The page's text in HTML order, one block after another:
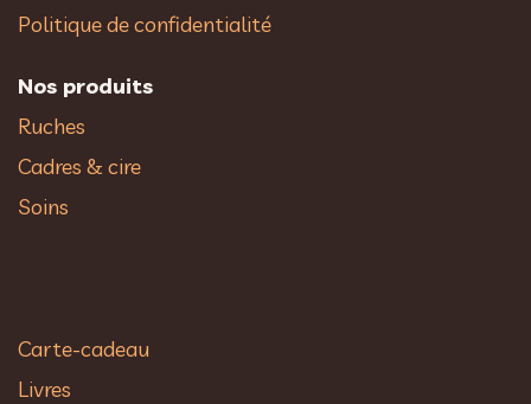
Politique de confidentialité
Nos produits
Ruches
Cadres & cire
Soins
Carte-cadeau
Livres